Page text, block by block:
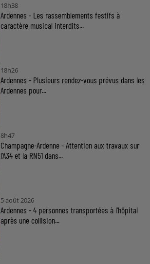
18h38
Ardennes - Les rassemblements festifs à
caractère musical interdits...
18h26
Ardennes - Plusieurs rendez-vous prévus dans les
Ardennes pour...
8h47
Champagne-Ardenne - Attention aux travaux sur
l'A34 et la RN51 dans...
5 août 2026
Ardennes - 4 personnes transportées à l'hôpital
après une collision...